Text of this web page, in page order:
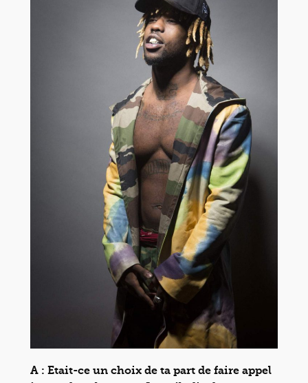
A : Etait-ce un choix de ta part de faire appel